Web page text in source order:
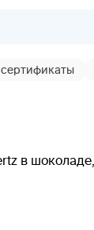
сертификаты